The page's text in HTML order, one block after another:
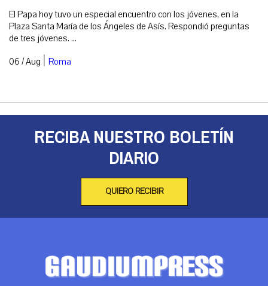
El Papa hoy tuvo un especial encuentro con los jóvenes, en la
Plaza Santa María de los Ángeles de Asís. Respondió preguntas
de tres jóvenes. ...
06 / Aug | Roma
RECIBA NUESTRO BOLETÍN
DIARIO
QUIERO RECIBIR